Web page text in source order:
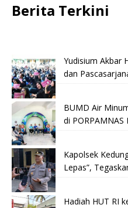
Berita Terkini
Yudisium Akbar
dan
BUMD Air
di PORPAMNAS
Kapolsek
Lepas”,
Hadiah HUT RI